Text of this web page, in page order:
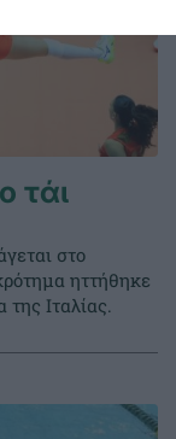
τάι
στο
ηττήθηκε
Ιταλίας.